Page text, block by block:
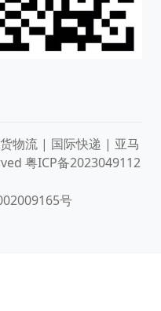
物流 | 国际快递 | 亚马
粤ICP备2023049112
号